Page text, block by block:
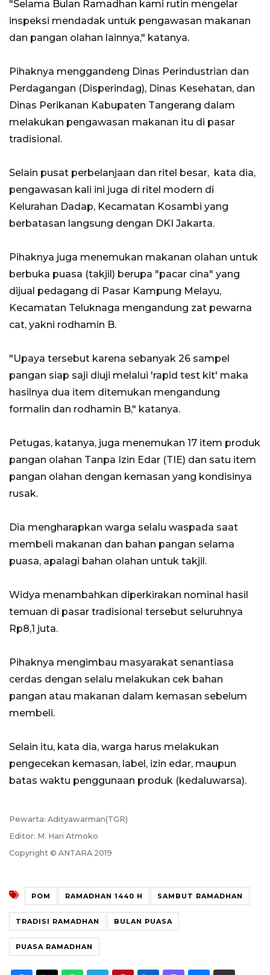
"Selama Bulan Ramadhan kami rutin mengelar
inspeksi mendadak untuk pengawasan makanan
dan pangan olahan lainnya," katanya.
Pihaknya menggandeng Dinas Perindustrian dan
Perdagangan (Disperindag), Dinas Kesehatan, dan
Dinas Perikanan Kabupaten Tangerang dalam
melakukan pengawasan makanan itu di pasar
tradisional.
Selain pusat perbelanjaan dan ritel besar, kata dia,
pengawasan kali ini juga di ritel modern di
Kelurahan Dadap, Kecamatan Kosambi yang
berbatasan langsung dengan DKI Jakarta.
Pihaknya juga menemukan makanan olahan untuk
berbuka puasa (takjil) berupa "pacar cina" yang
dijual pedagang di Pasar Kampung Melayu,
Kecamatan Teluknaga mengandung zat pewarna
cat, yakni rodhamin B.
"Upaya tersebut karena sebanyak 26 sampel
pangan siap saji diuji melalui 'rapid test kit' maka
hasilnya dua item ditemukan mengandung
formalin dan rodhamin B," katanya.
Petugas, katanya, juga menemukan 17 item produk
pangan olahan Tanpa Izin Edar (TIE) dan satu item
pangan olahan dengan kemasan yang kondisinya
rusak.
Dia mengharapkan warga selalu waspada saat
membeli makanan dan bahan pangan selama
puasa, apalagi bahan olahan untuk takjil.
Widya menambahkan diperkirakan nominal hasil
temuan di pasar tradisional tersebut seluruhnya
Rp8,1 juta.
Pihaknya mengimbau masyarakat senantiasa
cerdas dengan selalu melakukan cek bahan
pangan atau makanan dalam kemasan sebelum
membeli.
Selain itu, kata dia, warga harus melakukan
pengecekan kemasan, label, izin edar, maupun
batas waktu penggunaan produk (kedaluwarsa).
Pewarta: Adityawarman(TGR)
Editor: M. Hari Atmoko
Copyright © ANTARA 2019
POM RAMADHAN 1440 H SAMBUT RAMADHAN
TRADISI RAMADHAN BULAN PUASA
PUASA RAMADHAN